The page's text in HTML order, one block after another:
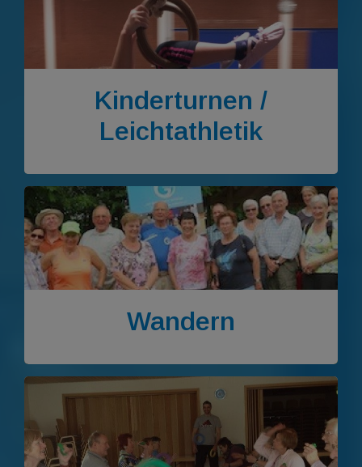
Kinderturnen /
Leichtathletik
Wandern